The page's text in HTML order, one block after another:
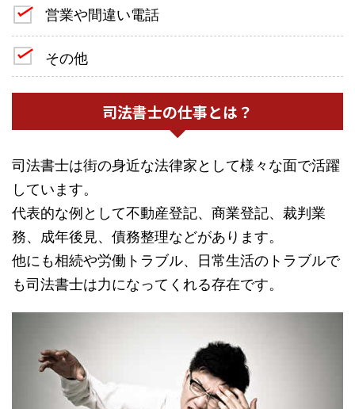
営業や間違い電話
その他
司法書士の仕事とは？
司法書士は街の身近な法律家として様々な面で活躍
しています。
代表的な例として不動産登記、商業登記、裁判業
務、成年後見、債務整理などがあります。
他にも相続や労働トラブル、日常生活のトラブルで
も司法書士は力になってくれる存在です。